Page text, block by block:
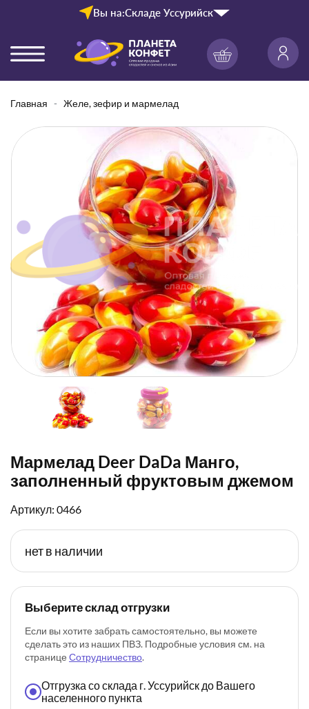
Вы на:Складе Уссурийск
Главная Желе, зефир и мармелад
Мармелад Deer DaDa Манго,
заполненный фруктовым джемом
Артикул: 0466
нет в наличии
Выберите склад отгрузки
Если вы хотите забрать самостоятельно, вы можете
сделать это из наших ПВЗ. Подробные условия см. на
странице Сотрудничество.
Отгрузка со склада г. Уссурийск до Вашего
населенного пункта